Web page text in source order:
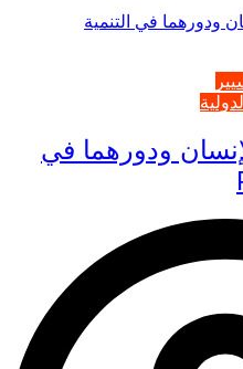
ودورهما في